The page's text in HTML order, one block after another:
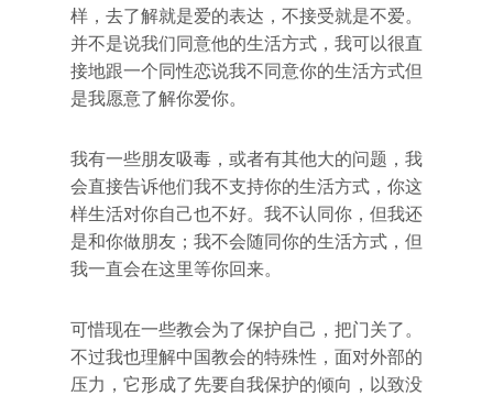
样，去了解就是爱的表达，不接受就是不爱。
并不是说我们同意他的生活方式，我可以很直
接地跟一个同性恋说我不同意你的生活方式但
是我愿意了解你爱你。
我有一些朋友吸毒，或者有其他大的问题，我
会直接告诉他们我不支持你的生活方式，你这
样生活对你自己也不好。我不认同你，但我还
是和你做朋友；我不会随同你的生活方式，但
我一直会在这里等你回来。
可惜现在一些教会为了保护自己，把门关了。
不过我也理解中国教会的特殊性，面对外部的
压力，它形成了先要自我保护的倾向，以致没